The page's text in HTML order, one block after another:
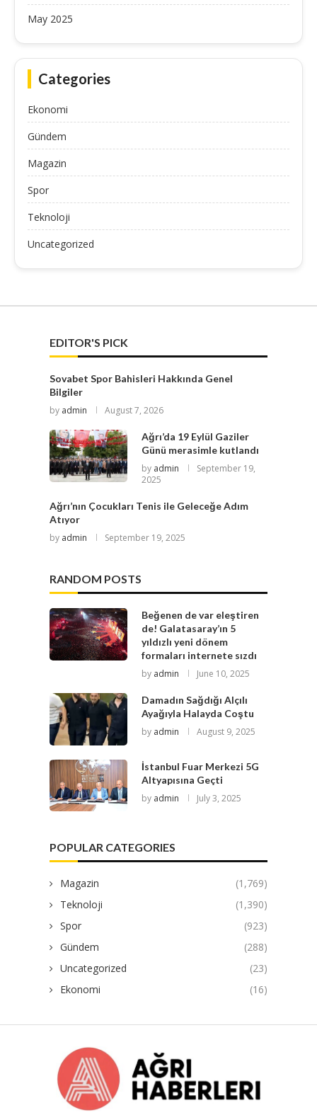
May 2025
Categories
Ekonomi
Gündem
Magazin
Spor
Teknoloji
Uncategorized
EDITOR'S PICK
Sovabet Spor Bahisleri Hakkında Genel
Bilgiler
by admin August 7, 2026
Ağrı’da 19 Eylül Gaziler
Günü merasimle kutlandı
by admin
September 19,
2025
Ağrı’nın Çocukları Tenis ile Geleceğe Adım
Atıyor
by admin September 19, 2025
RANDOM POSTS
Beğenen de var eleştiren
de! Galatasaray’ın 5
yıldızlı yeni dönem
formaları internete sızdı
by admin June 10, 2025
Damadın Sağdığı Alçılı
Ayağıyla Halayda Coştu
by admin August 9, 2025
İstanbul Fuar Merkezi 5G
Altyapısına Geçti
by admin July 3, 2025
POPULAR CATEGORIES
Magazin
(1,769)
Teknoloji
(1,390)
Spor
(923)
Gündem
(288)
Uncategorized
(23)
Ekonomi
(16)